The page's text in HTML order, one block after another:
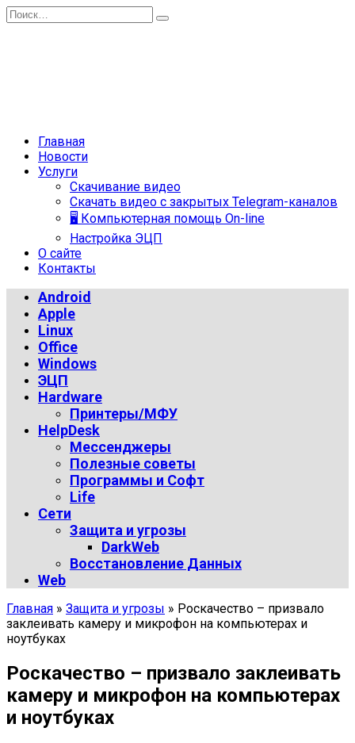
Перейти
к
Search
for:
Главная
Новости
Услуги
Скачивание видео
Скачать видео с закрытых Telegram-каналов
🖥 Компьютерная помощь On-line
Настройка ЭЦП
О сайте
Контакты
Android
Apple
Linux
Office
Windows
ЭЦП
Hardware
Принтеры/МФУ
HelpDesk
Мессенджеры
Полезные советы
Программы и Софт
Life
Сети
Защита и угрозы
DarkWeb
Восстановление Данных
Web
Главная » Защита и угрозы » Роскачество – призвало
заклеивать камеру и микрофон на компьютерах и
ноутбуках
Роскачество – призвало заклеивать
камеру и микрофон на компьютерах
и ноутбуках